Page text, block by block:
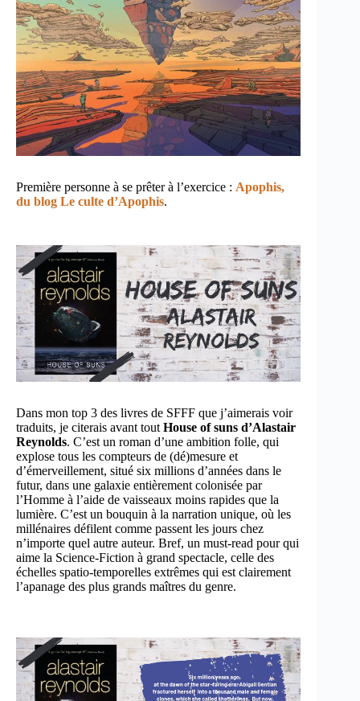
Première personne à se prêter à l’exercice : Apophis,
du blog Le culte d’Apophis.
Dans mon top 3 des livres de SFFF que j’aimerais voir
traduits, je citerais avant tout House of suns d’Alastair
Reynolds. C’est un roman d’une ambition folle, qui
explose tous les compteurs de (dé)mesure et
d’émerveillement, situé six millions d’années dans le
futur, dans une galaxie entièrement colonisée par
l’Homme à l’aide de vaisseaux moins rapides que la
lumière. C’est un bouquin à la narration unique, où les
millénaires défilent comme passent les jours chez
n’importe quel autre auteur. Bref, un must-read pour qui
aime la Science-Fiction à grand spectacle, celle des
échelles spatio-temporelles extrêmes qui est clairement
l’apanage des plus grands maîtres du genre.